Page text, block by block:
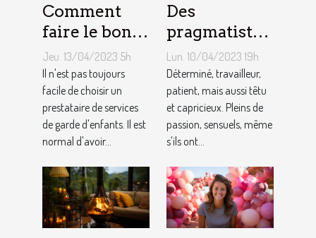
Comment
faire le bon
choix entre
une crèche et
une
assistante
maternelle ?
Jeu. 13/04/2023 5h
Il n'est pas toujours
facile de choisir un
prestataire de services
de garde d'enfants. Il est
normal d'avoir...
Des
pragmatistes
imaginatifs
et patients :
comment
sont les gens
du Taureau ?
Lun. 10/04/2023 19h
Déterminé, travailleur,
patient, mais aussi têtu
et capricieux. Pleins de
passion, sensuels, même
s'ils ont...